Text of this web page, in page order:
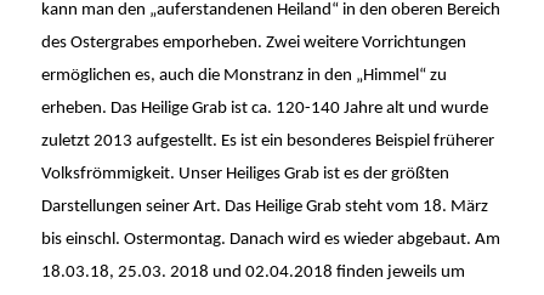
kann man den „auferstandenen Heiland“ in den oberen Bereich
des Ostergrabes emporheben. Zwei weitere Vorrichtungen
ermöglichen es, auch die Monstranz in den „Himmel“ zu
erheben. Das Heilige Grab ist ca. 120-140 Jahre alt und wurde
zuletzt 2013 aufgestellt. Es ist ein besonderes Beispiel früherer
Volksfrömmigkeit. Unser Heiliges Grab ist es der größten
Darstellungen seiner Art. Das Heilige Grab steht vom 18. März
bis einschl. Ostermontag. Danach wird es wieder abgebaut.Am
18.03.18, 25.03. 2018 und 02.04.2018 finden jeweils um